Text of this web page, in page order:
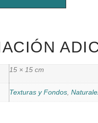
15 × 15 cm
Texturas y Fondos